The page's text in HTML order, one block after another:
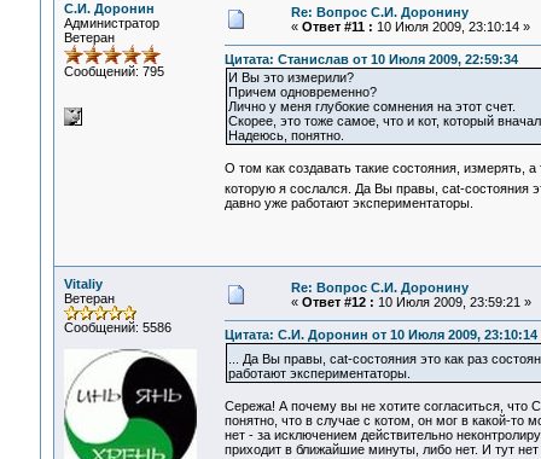
С.И. Доронин
Администратор
Ветеран
Сообщений: 795
Re: Вопрос С.И. Доронину
« Ответ #11 : 10 Июля 2009, 23:10:14 »
Цитата: Станислав от 10 Июля 2009, 22:59:34
И Вы это измерили?
Причем одновременно?
Лично у меня глубокие сомнения на этот счет.
Скорее, это тоже самое, что и кот, который
Надеюсь, понятно.
О том как создавать такие состояния, измерять,
которую я сослался. Да Вы правы, cat-состояния
давно уже работают экспериментаторы.
Vitaliy
Ветеран
Сообщений: 5586
Re: Вопрос С.И. Доронину
« Ответ #12 : 10 Июля 2009, 23:59:21 »
Цитата: С.И. Доронин от 10 Июля 2009, 23:10:14
... Да Вы правы, cat-состояния это как раз
работают экспериментаторы.
Сережа! А почему вы не хотите согласиться, что
понятно, что в случае с котом, он мог в какой-то
нет - за исключением действительно
приходит в ближайшие минуты, либо нет. И тут нет